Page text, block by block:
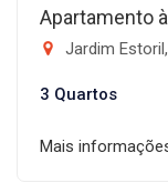
Apartamento
Jardim
3 Quartos
Mais